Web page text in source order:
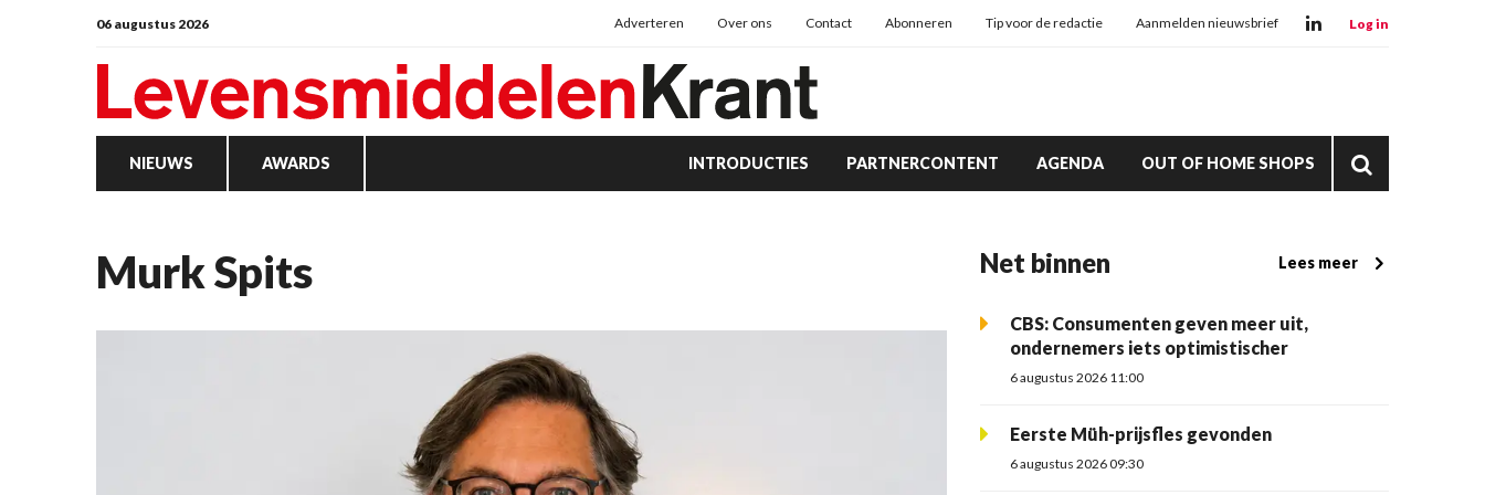
06 augustus 2026 Adverteren Over ons Contact Abonneren Tip voor de redactie Aanmelden nieuwsbrief Log in
NIEUWS AWARDS INTRODUCTIES PARTNERCONTENT AGENDA OUT OF HOME SHOPS
Murk Spits Net binnen Lees meer
CBS: Consumenten geven meer uit,
ondernemers iets optimistischer
6 augustus 2026 11:00
Eerste Müh-prijsfles gevonden
6 augustus 2026 09:30